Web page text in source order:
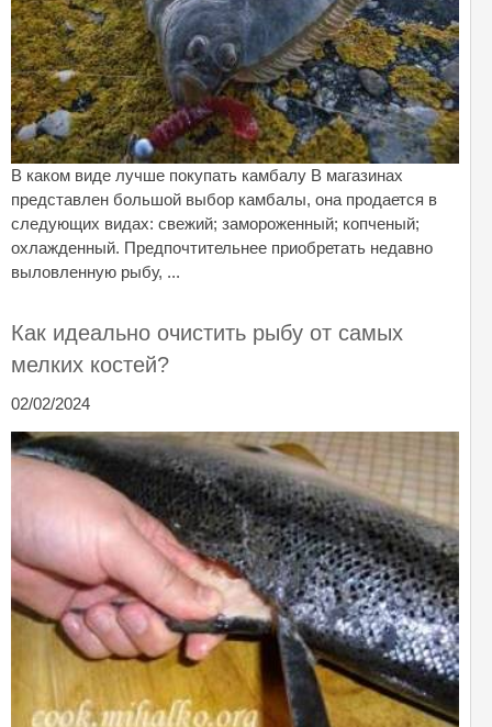
В каком виде лучше покупать камбалу В магазинах
представлен большой выбор камбалы, она продается в
следующих видах: свежий; замороженный; копченый;
охлажденный. Предпочтительнее приобретать недавно
выловленную рыбу, ...
Как идеально очистить рыбу от самых
мелких костей?
02/02/2024